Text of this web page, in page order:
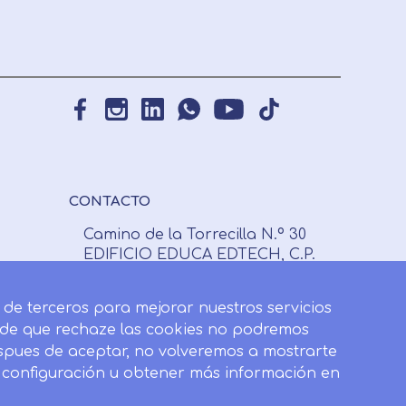
CONTACTO
Camino de la Torrecilla N.º 30
EDIFICIO EDUCA EDTECH, C.P.
958 050 746
Horario de atención al cliente:
Lunes a viernes: 9.00h a 20.00h.
Sábados : 10h a 14h.
terceros para mejorar nuestros servicios
que rechaze las cookies no podremos
de aceptar, no volveremos a mostrarte
configuración u obtener más información en